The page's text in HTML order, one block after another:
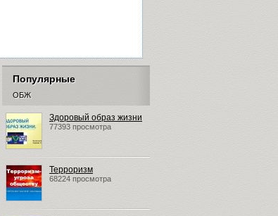
Популярные
ОБЖ
Здоровый образ жизни
77393 просмотра
Терроризм
68224 просмотра